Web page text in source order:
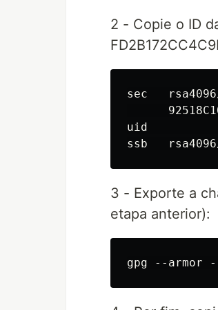
2 - Copie o ID
sec   rsa4096/
uid
3 - Exporte a
etapa anterior):